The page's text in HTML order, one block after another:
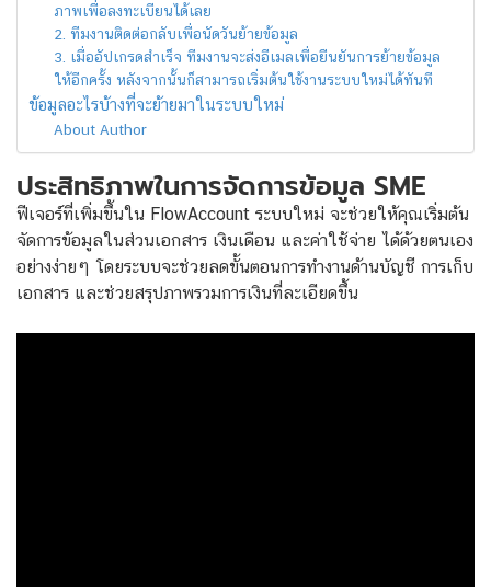
ภาพเพื่อลงทะเบียนได้เลย
2. ทีมงานติดต่อกลับเพื่อนัดวันย้ายข้อมูล
3. เมื่ออัปเกรดสำเร็จ ทีมงานจะส่งอีเมลเพื่อยืนยันการย้ายข้อมูล
ให้อีกครั้ง หลังจากนั้นก็สามารถเริ่มต้นใช้งานระบบใหม่ได้ทันที
ข้อมูลอะไรบ้างที่จะย้ายมาในระบบใหม่
About Author
ประสิทธิภาพในการจัดการข้อมูล SME
ฟีเจอร์ที่เพิ่มขึ้นใน FlowAccount ระบบใหม่ จะช่วยให้คุณเริ่มต้น
จัดการข้อมูลในส่วนเอกสาร เงินเดือน และค่าใช้จ่าย ได้ด้วยตนเอง
อย่างง่ายๆ โดยระบบจะช่วยลดขั้นตอนการทำงานด้านบัญชี การเก็บ
เอกสาร และช่วยสรุปภาพรวมการเงินที่ละเอียดขึ้น